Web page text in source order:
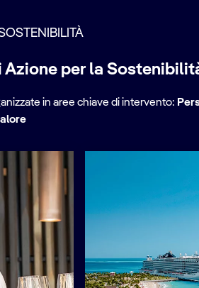
Azione per la
in aree chiave di intervento: